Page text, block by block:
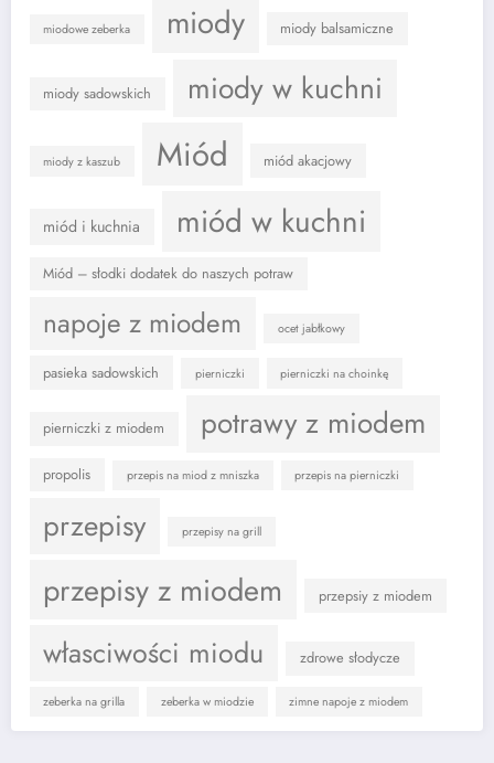
miodowe zeberka miody miody balsamiczne
miody sadowskich miody w kuchni
miody z kaszub Miód miód akacjowy
miód i kuchnia miód w kuchni
Miód – słodki dodatek do naszych potraw
napoje z miodem ocet jabłkowy
pasieka sadowskich pierniczki pierniczki na choinkę
pierniczki z miodem potrawy z miodem
propolis przepis na miod z mniszka przepis na pierniczki
przepisy przepisy na grill
przepisy z miodem przepsiy z miodem
własciwości miodu zdrowe słodycze
zeberka na grilla zeberka w miodzie zimne napoje z miodem